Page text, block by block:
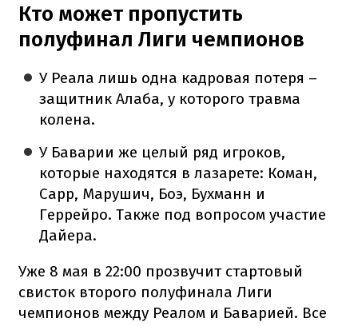
Кто может пропустить
полуфинал Лиги чемпионов
У Реала лишь одна кадровая потеря –
защитник Алаба, у которого травма
колена.
У Баварии же целый ряд игроков,
которые находятся в лазарете: Коман,
Сарр, Марушич, Боэ, Бухманн и
Геррейро. Также под вопросом участие
Дайера.
Уже 8 мая в 22:00 прозвучит стартовый
свисток второго полуфинала Лиги
чемпионов между Реалом и Баварией. Все